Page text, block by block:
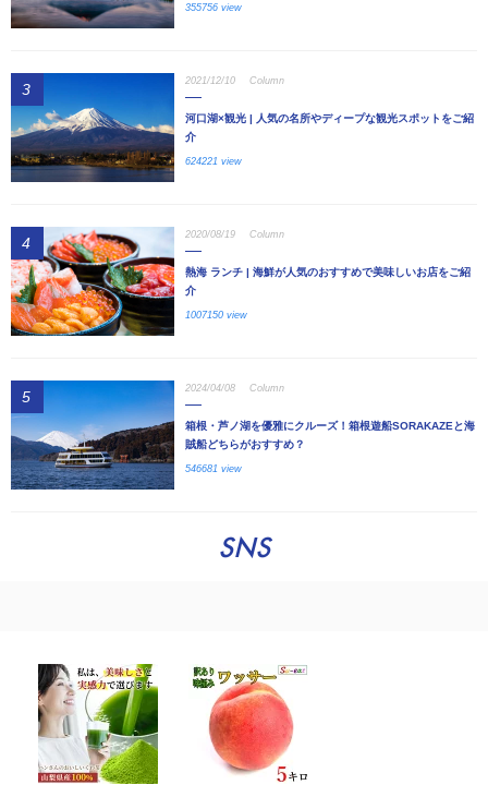
355756 view
3 2021/12/10 Column
河口湖×観光 | 人気の名所やディープな観光スポットをご紹
介
624221 view
4 2020/08/19 Column
熱海 ランチ | 海鮮が人気のおすすめで美味しいお店をご紹
介
1007150 view
5 2024/04/08 Column
箱根・芦ノ湖を優雅にクルーズ！箱根遊船SORAKAZEと海
賊船どちらがおすすめ？
546681 view
SNS